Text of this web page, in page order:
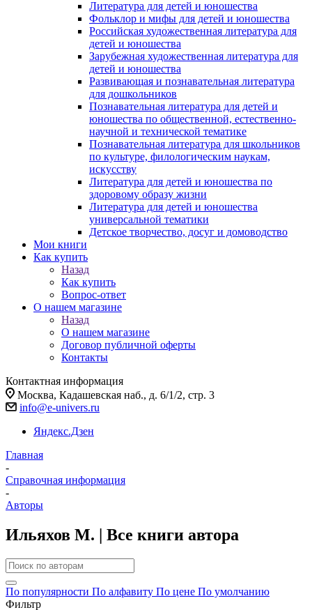
Литература для детей и юношества
Фольклор и мифы для детей и юношества
Российская художественная литература для
детей и юношества
Зарубежная художественная литература для
детей и юношества
Развивающая и познавательная литература
для дошкольников
Познавательная литература для детей и
юношества по общественной, естественно-
научной и технической тематике
Познавательная литература для школьников
по культуре, филологическим наукам,
искусству
Литература для детей и юношества по
здоровому образу жизни
Литература для детей и юношества
универсальной тематики
Детское творчество, досуг и домоводство
Мои книги
Как купить
Назад
Как купить
Вопрос-ответ
О нашем магазине
Назад
О нашем магазине
Договор публичной оферты
Контакты
Контактная информация
Москва, Кадашевская наб., д. 6/1/2, стр. 3
info@e-univers.ru
Яндекс.Дзен
Главная
-
Справочная информация
-
Авторы
Ильяхов М. | Все книги автора
По популярности По алфавиту По цене По умолчанию
Фильтр